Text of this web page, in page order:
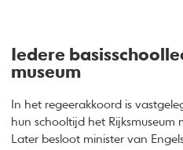
Iedere
museum
In het regeerakkoord is
hun schooltijd het Rijksmuseum
Later besloot minister van